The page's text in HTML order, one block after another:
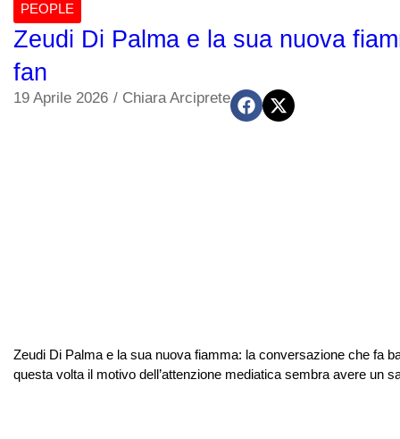
PEOPLE
Zeudi Di Palma e la sua nuova
fan
19 Aprile 2026 / Chiara Arciprete
Zeudi Di Palma e la sua nuova fiamma: la conversazione che fa
questa volta il motivo dell’attenzione mediatica sembra avere un